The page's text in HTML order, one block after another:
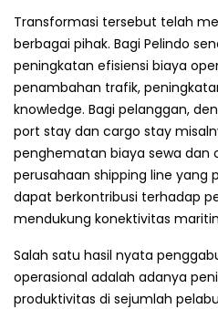
Transformasi tersebut telah
berbagai pihak. Bagi Pelindo
peningkatan efisiensi biaya
penambahan trafik,
knowledge. Bagi pelanggan,
port stay dan cargo stay
penghematan biaya sewa dan
perusahaan shipping line yang
dapat berkontribusi terhadap
mendukung konektivitas
Salah satu hasil nyata
operasional adalah adanya
produktivitas di sejumlah